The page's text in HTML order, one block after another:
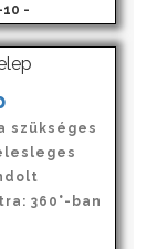
-
szükséges
360°-ban